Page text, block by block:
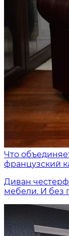
Что
французский
Диван
мебели. И без